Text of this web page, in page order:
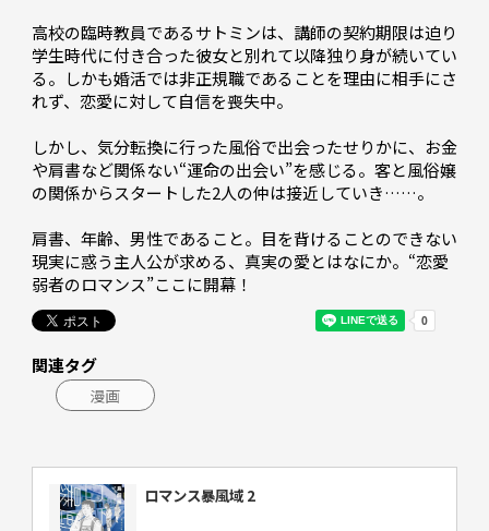
高校の臨時教員であるサトミンは、講師の契約期限は迫り
学生時代に付き合った彼女と別れて以降独り身が続いてい
る。しかも婚活では非正規職であることを理由に相手にさ
れず、恋愛に対して自信を喪失中。
しかし、気分転換に行った風俗で出会ったせりかに、お金
や肩書など関係ない“運命の出会い”を感じる。客と風俗嬢
の関係からスタートした2人の仲は接近していき……。
肩書、年齢、男性であること――。目を背けることのできない
現実に惑う主人公が求める、真実の愛とはなにか。“恋愛
弱者のロマンス”ここに開幕！
関連タグ
漫画
ロマンス暴風域 2